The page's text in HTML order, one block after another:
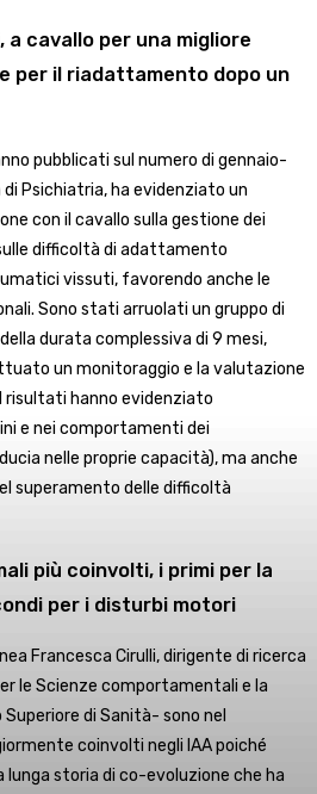
cavallo per una migliore
per il riadattamento dopo un
pubblicati sul numero di gennaio-
Psichiatria, ha evidenziato un
con il cavallo sulla gestione dei
difficoltà di adattamento
vissuti, favorendo anche le
Sono stati arruolati un gruppo di
durata complessiva di 9 mesi,
un monitoraggio e la valutazione
risultati hanno evidenziato
e nei comportamenti dei
nelle proprie capacità), ma anche
superamento delle difficoltà
più coinvolti, i primi per la
per i disturbi motori
Francesca Cirulli, dirigente di ricerca
le Scienze comportamentali e la
di Sanità- sono nel
coinvolti negli IAA poiché
lunga storia di co-evoluzione che ha